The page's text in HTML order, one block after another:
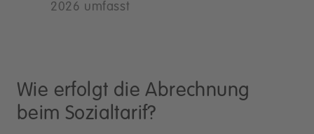
2026 umfasst
Wie erfolgt die Abrechnung
beim Sozialtarif?